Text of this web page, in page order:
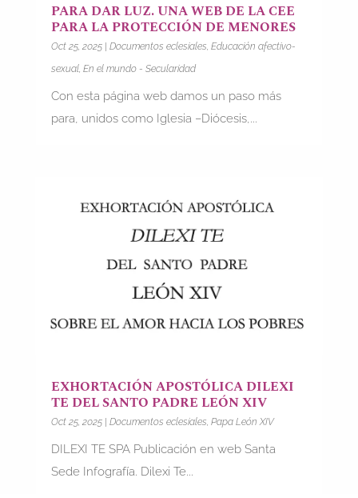
PARA DAR LUZ. UNA WEB DE LA CEE
PARA LA PROTECCIÓN DE MENORES
Oct 25, 2025| Documentos eclesiales Educación afectivo-
sexual, En el mundo - Secularidad
Con esta página web damos un paso más
para, unidos como Iglesia –Diócesis,...
EXHORTACIÓN APOSTÓLICA DILEXI
TE DEL SANTO PADRE LEÓN XIV
Oct 25, 2025| Documentos eclesiales, Papa León XIV
DILEXI TE SPA Publicación en web Santa
Sede Infografía. Dilexi Te...